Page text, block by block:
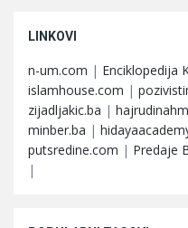
LINKOVI
n-um.com | Enciklopedija
islamhouse.com |
zijadljakic.ba |
minber.ba |
putsredine.com | Predaje
|